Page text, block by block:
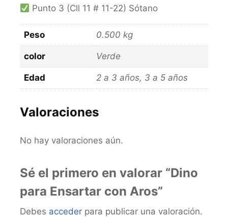
Punto 3 (Cll 11 # 11-22) Sótano
Peso 0.500 kg
color Verde
Edad 2 a 3 años, 3 a 5 años
Valoraciones
No hay valoraciones aún.
Sé el primero en valorar “Dino
para Ensartar con Aros”
Debes acceder para publicar una valoración.